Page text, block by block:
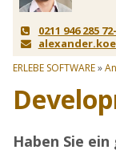
0211 946 285
ERLEBE SOFTWARE»
Haben Sie